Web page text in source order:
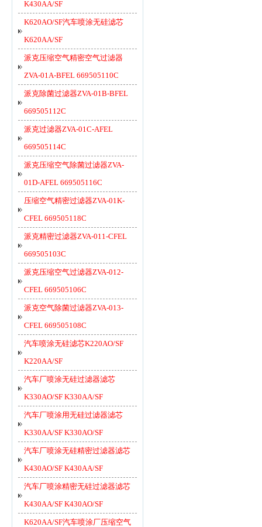
K430AA/SF
K620AO/SF汽车喷涂无硅滤芯
K620AA/SF
派克压缩空气精密空气过滤器
ZVA-01A-BFEL 669505110C
派克除菌过滤器ZVA-01B-BFEL
669505112C
派克过滤器ZVA-01C-AFEL
669505114C
派克压缩空气除菌过滤器ZVA-
01D-AFEL 669505116C
压缩空气精密过滤器ZVA-01K-
CFEL 669505118C
派克精密过滤器ZVA-011-CFEL
669505103C
派克压缩空气过滤器ZVA-012-
CFEL 669505106C
派克空气除菌过滤器ZVA-013-
CFEL 669505108C
汽车喷涂无硅滤芯K220AO/SF
K220AA/SF
汽车厂喷涂无硅过滤器滤芯
K330AO/SF K330AA/SF
汽车厂喷涂用无硅过滤器滤芯
K330AA/SF K330AO/SF
汽车厂喷涂无硅精密过滤器滤芯
K430AO/SF K430AA/SF
汽车厂喷涂精密无硅过滤器滤芯
K430AA/SF K430AO/SF
K620AA/SF汽车喷涂厂压缩空气